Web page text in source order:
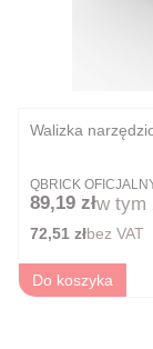
Walizka
PRODUCENT
QBRICK
Cena brutto
89,19 złw tym
Cena netto
72,51 złbez VAT
Do koszyka